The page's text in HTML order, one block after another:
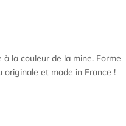
la couleur de la mine. Forme
originale et made in France !